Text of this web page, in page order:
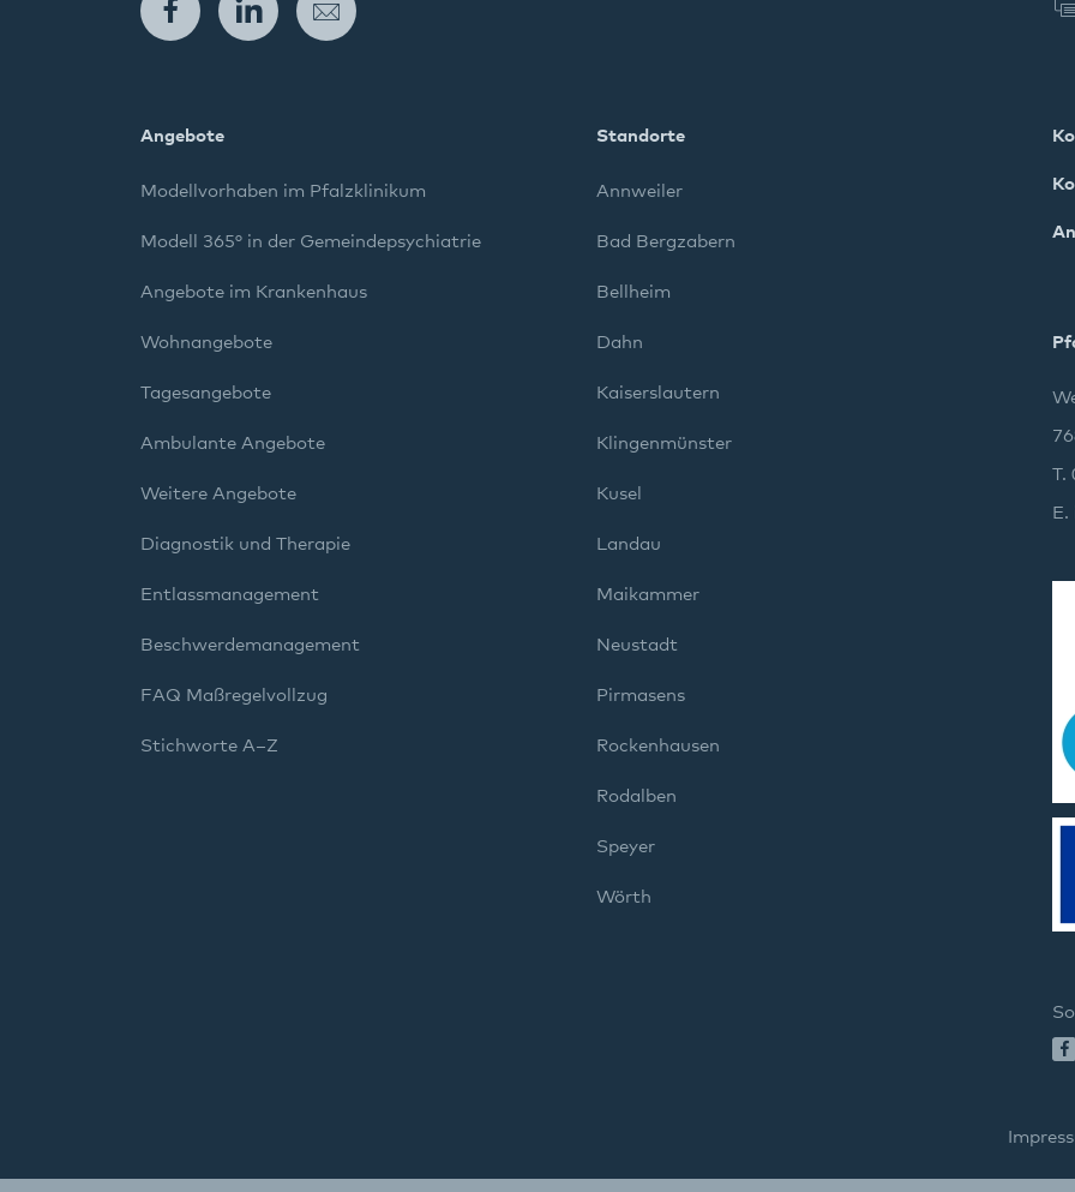
FacebookLinkedIn
Angebote
Modellvorhaben im Pfalzklinikum
Modell 365° in der Gemeindepsychiatrie
Angebote im Krankenhaus
Wohnangebote
Tagesangebote
Ambulante Angebote
Weitere Angebote
Diagnostik und Therapie
Entlassmanagement
Beschwerdemanagement
FAQ Maßregelvollzug
Stichworte A–Z
Standorte
Annweiler
Bad Bergzabern
Bellheim
Dahn
Kaiserslautern
Klingenmünster
Kusel
Landau
Maikammer
Neustadt
Pirmasens
Rockenhausen
Rodalben
Speyer
Wörth
T.
E.